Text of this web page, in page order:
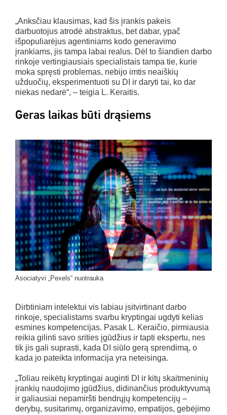
„Anksčiau klausimas, kad šis įrankis pakeis
darbuotojus atrodė abstraktus, bet dabar, ypač
išpopuliarėjus agentiniams kodo generavimo
įrankiams, jis tampa labai realus. Dėl to šiandien darbo
rinkoje vertingiausiais specialistais tampa tie, kurie
moka spręsti problemas, nebijo imtis neaiškių
užduočių, eksperimentuoti su DI ir daryti tai, ko dar
niekas nedarė“, – teigia L. Keraitis.
Geras laikas būti drąsiems
Asociatyvi „Pexels“ nuotrauka
Dirbtiniam intelektui vis labiau įsitvirtinant darbo
rinkoje, specialistams svarbu kryptingai ugdyti kelias
esmines kompetencijas. Pasak L. Keraičio, pirmiausia
reikia gilinti savo srities įgūdžius ir tapti ekspertu, nes
tik jis gali suprasti, kada DI siūlo gerą sprendimą, o
kada jo pateikta informacija yra neteisinga.
„Toliau reikėtų kryptingai auginti DI ir kitų skaitmeninių
įrankių naudojimo įgūdžius, didinančius produktyvumą
ir galiausiai nepamiršti bendrųjų kompetencijų –
derybų, susitarimų, organizavimo, empatijos, gebėjimo